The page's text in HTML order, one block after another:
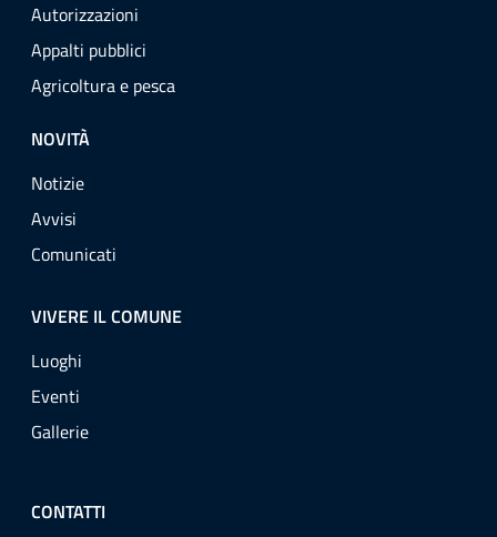
Autorizzazioni
Appalti pubblici
Agricoltura e pesca
NOVITÀ
Notizie
Avvisi
Comunicati
VIVERE IL COMUNE
Luoghi
Eventi
Gallerie
CONTATTI